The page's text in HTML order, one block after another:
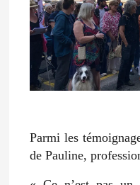
Parmi les
de Pauline,